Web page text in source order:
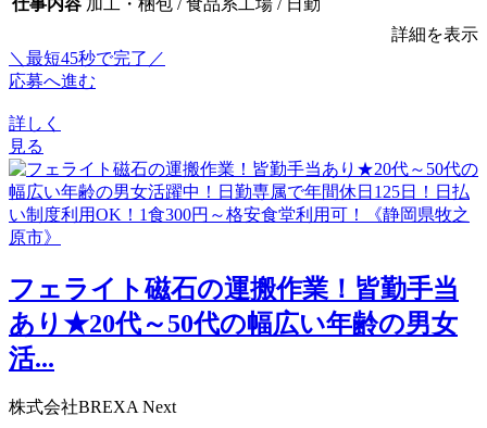
詳細を表示
＼最短45秒で完了／
応募へ進む
詳しく
見る
フェライト磁石の運搬作業！皆勤手当
あり★20代～50代の幅広い年齢の男女
活...
株式会社BREXA Next